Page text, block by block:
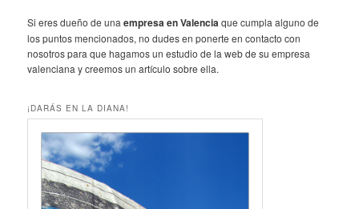
Si eres dueño de unaempresa en Valenciaque cumpla alguno de
los puntos mencionados, no dudes en ponerte en contacto con
nosotros para que hagamos un estudio de la web de su empresa
valenciana y creemos un artículo sobre ella.
¡DARÁS EN LA DIANA!